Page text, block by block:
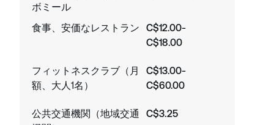
ボミール
食事、安価なレストラン
C$12.00-
C$18.00
フィットネスクラブ（月
額、大人1名）
C$13.00-
C$60.00
公共交通機関（地域交通
C$3.25